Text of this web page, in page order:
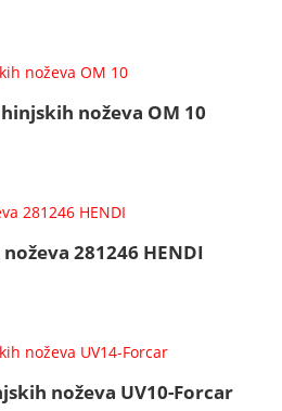
noževa OM 10
281246 HENDI
noževa UV10-Forcar